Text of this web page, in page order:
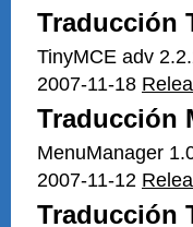
Traducción
TinyMCE adv
2007-11-18
Traducción
MenuManager
2007-11-12
Traducción